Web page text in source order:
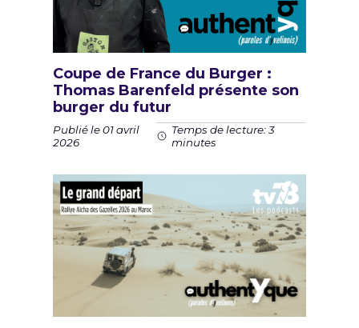
Coupe de France du Burger :
Thomas Barenfeld présente son
burger du futur
Publié le 01 avril
2026
Temps de lecture: 3
minutes